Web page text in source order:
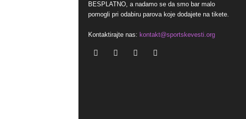
BESPLATNO, a nadamo se da smo bar malo
pomogli pri odabiru parova koje dodajete na tikete.
Kontaktirajte nas: kontakt@sportskevesti.org